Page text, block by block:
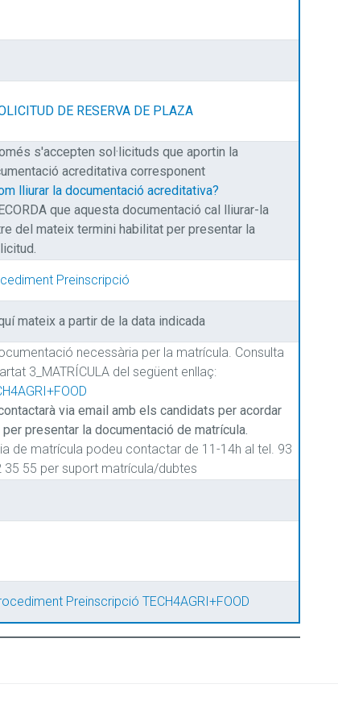
DE RESERVA DE PLAZA
s'accepten sol·licituds que aportin la
acreditativa corresponent
lliurar la documentació acreditativa?
que aquesta documentació cal lliurar-la
del mateix termini habilitat per presentar la
Preinscripció
mateix a partir de la data indicada
necessària per la matrícula. Consulta
3_MATRÍCULA del següent enllaç:
via email amb els candidats per acordar
per presentar la documentació de matrícula.
de matrícula podeu contactar de 11-14h al tel. 93
35 55 per suport matrícula/dubtes
Preinscripció TECH4AGRI+FOOD